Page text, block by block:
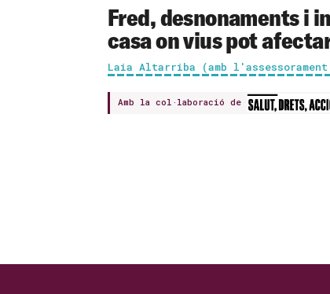
Fred, desnonaments i
casa on vius pot
Laia Altarriba (amb l'assessorament
Amb la col·laboració de